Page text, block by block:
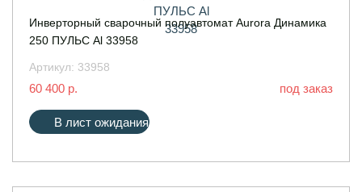
Инверторный сварочный полуавтомат Aurora Динамика
250 ПУЛЬС Al 33958
Артикул: 33958
60 400 р. под заказ
В лист ожидания